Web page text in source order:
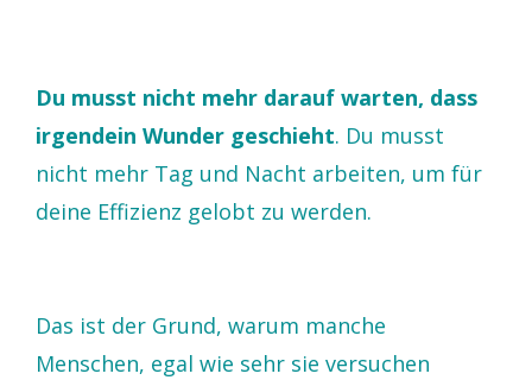
Du musst nicht mehr darauf warten, dass
irgendein Wunder geschieht. Du musst
nicht mehr Tag und Nacht arbeiten, um für
deine Effizienz gelobt zu werden.
Das ist der Grund, warum manche
Menschen, egal wie sehr sie versuchen